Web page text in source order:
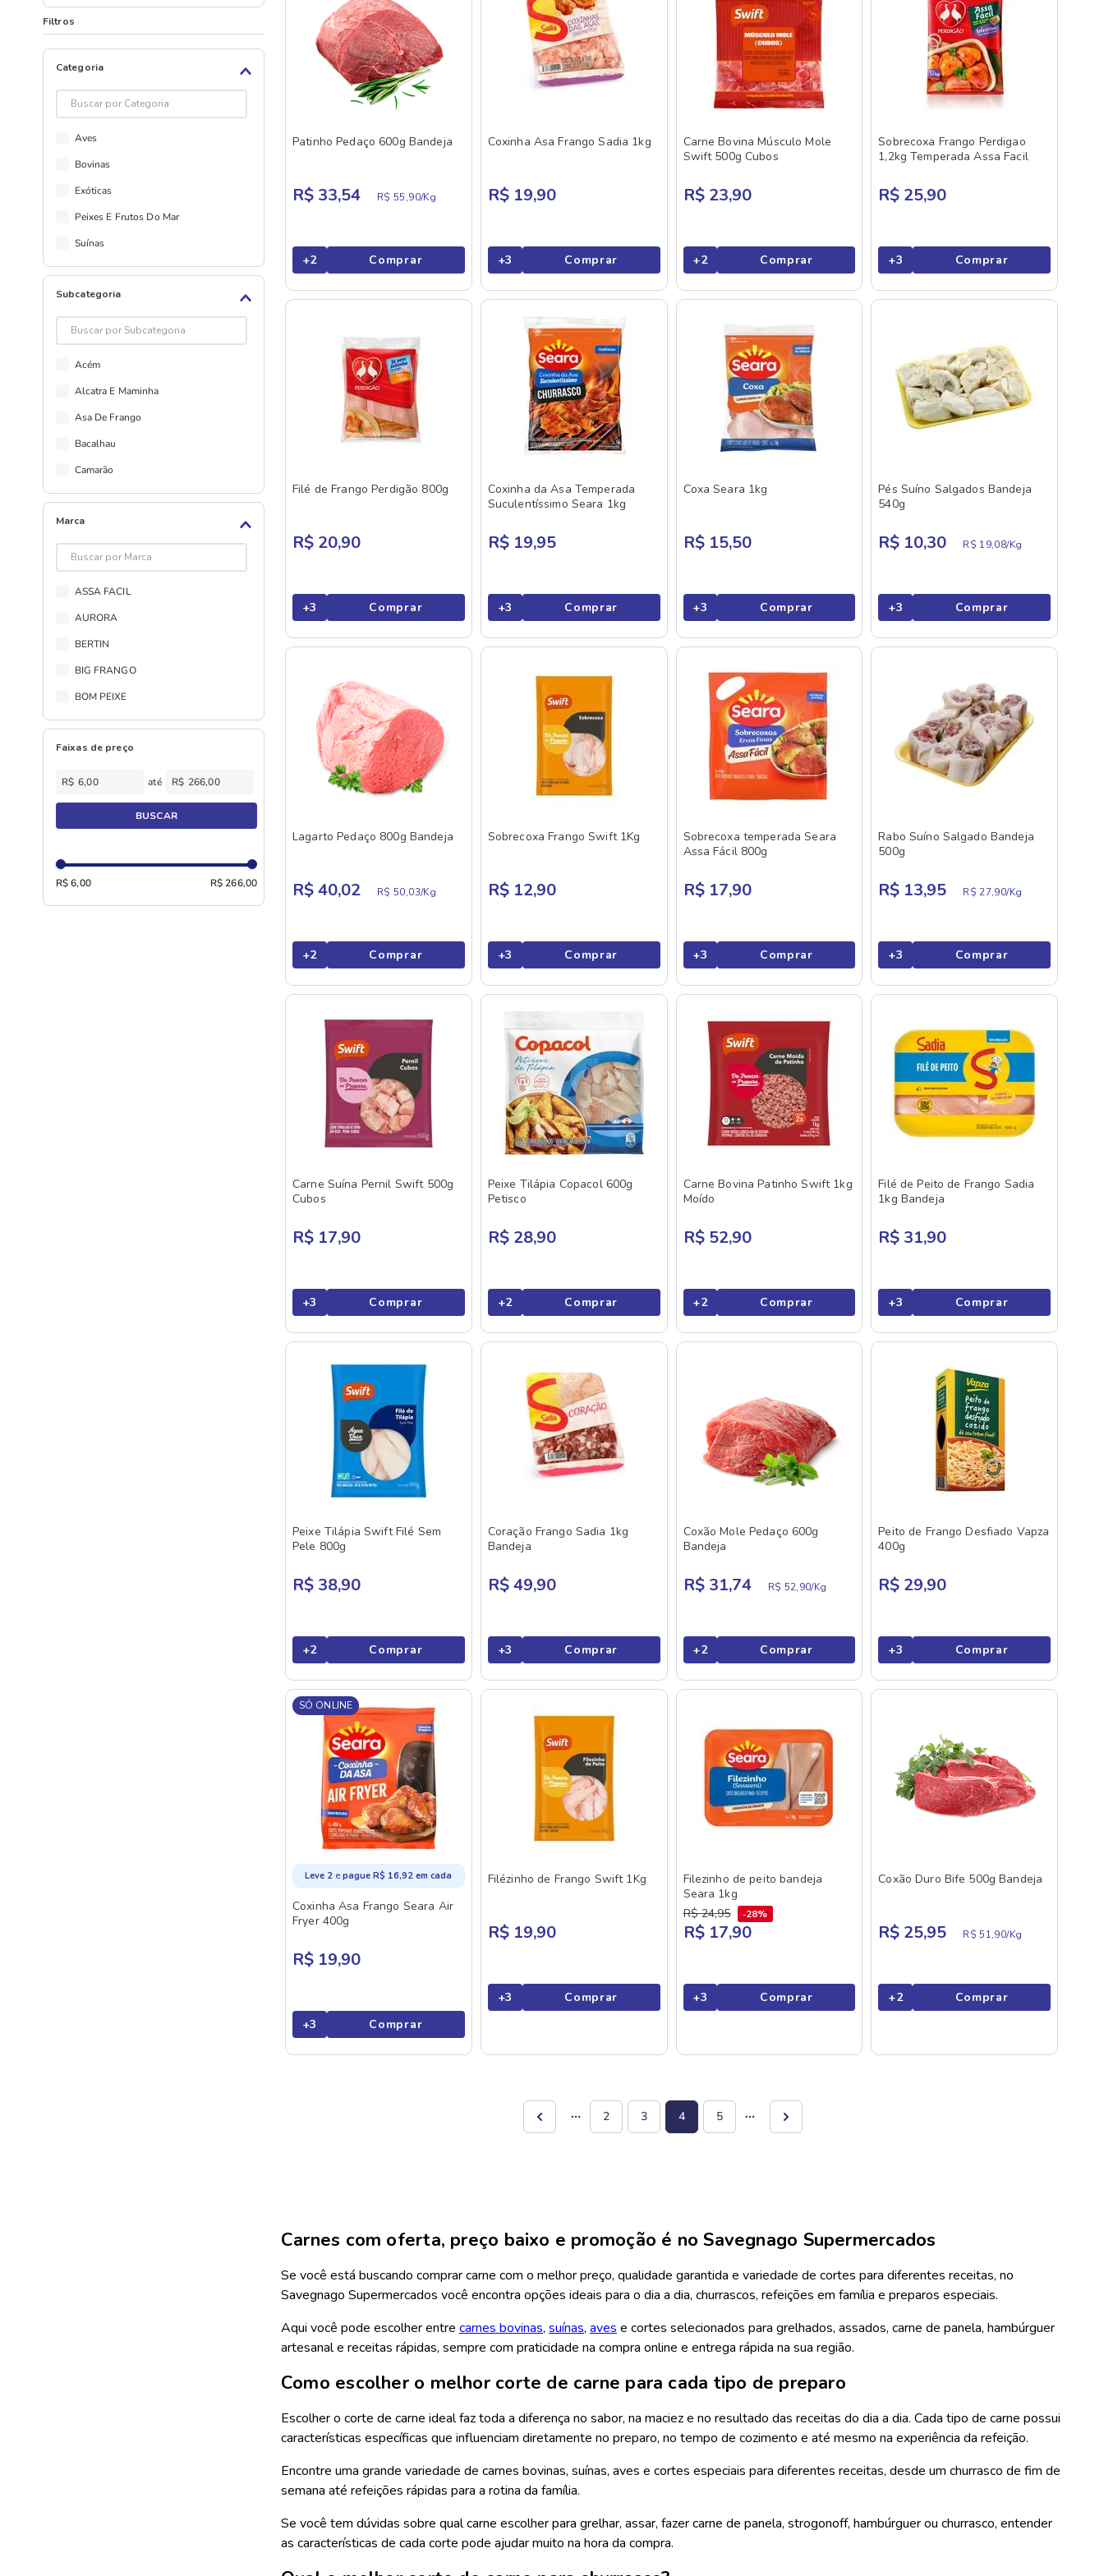
Filtros
Categoria
Aves
Bovinas
Exóticas
Peixes E Frutos Do Mar
Suínas
Subcategoria
Acém
Alcatra E Maminha
Asa De Frango
Bacalhau
Camarão
Carne Seca
Carne Temperada
Carne Temperada Suína
Carnes Salgadas Suínas
Coxa E Sobrecoxa
Coxão Mole
Frango
Frango A Passarinho
Marca
ASSA FACIL
AURORA
BERTIN
BIG FRANGO
BOM PEIXE
BRAZILIAN FISH
COMBO
COPACOL
COSTA SUL
DA GRANJA
DO CHEF
FIESTA
Faixas de preço
R$ R$
BUSCAR
R$ 6,00 R$ 266,00
Patinho Pedaço 600g Bandeja
R$ 33,54 R$ 55,90/Kg
+2 Comprar
Coxinha Asa Frango Sadia 1kg
R$ 19,90
+3 Comprar
Carne Bovina Músculo Mole
Swift 500g Cubos
R$ 23,90
+2 Comprar
Sobrecoxa Frango Perdigao
1,2kg Temperada Assa Facil
R$ 25,90
+3 Comprar
Filé de Frango Perdigão 800g
R$ 20,90
+3 Comprar
Coxinha da Asa Temperada
Suculentíssimo Seara 1kg
R$ 19,95
+3 Comprar
Coxa Seara 1kg
R$ 15,50
+3 Comprar
Pés Suíno Salgados Bandeja
540g
R$ 10,30 R$ 19,08/Kg
+3 Comprar
Lagarto Pedaço 800g Bandeja
R$ 40,02 R$ 50,03/Kg
+2 Comprar
Sobrecoxa Frango Swift 1Kg
R$ 12,90
+3 Comprar
Sobrecoxa temperada Seara
Assa Fácil 800g
R$ 17,90
+3 Comprar
Rabo Suíno Salgado Bandeja
500g
R$ 13,95 R$ 27,90/Kg
+3 Comprar
Carne Suína Pernil Swift 500g
Cubos
R$ 17,90
+3 Comprar
Peixe Tilápia Copacol 600g
Petisco
R$ 28,90
+2 Comprar
Carne Bovina Patinho Swift 1kg
Moído
R$ 52,90
+2 Comprar
Filé de Peito de Frango Sadia
1kg Bandeja
R$ 31,90
+3 Comprar
Peixe Tilápia Swift Filé Sem
Pele 800g
R$ 38,90
+2 Comprar
Coração Frango Sadia 1kg
Bandeja
R$ 49,90
+3 Comprar
Coxão Mole Pedaço 600g
Bandeja
R$ 31,74 R$ 52,90/Kg
+2 Comprar
Peito de Frango Desfiado Vapza
400g
R$ 29,90
+3 Comprar
SÓ ONLINE
Leve 2 epague R$ 16,92 em cada
Coxinha Asa Frango Seara Air
Fryer 400g
R$ 19,90
+3 Comprar
Filézinho de Frango Swift 1Kg
R$ 19,90
+3 Comprar
Filezinho de peito bandeja
Seara 1kg
R$ 24,95 28%
R$ 17,90
+3 Comprar
Coxão Duro Bife 500g Bandeja
R$ 25,95 R$ 51,90/Kg
+2 Comprar
2 3 4 5
Carnes com oferta, preço baixo e promoção é no Savegnago Supermercados
Se você está buscando comprar carne com o melhor preço, qualidade garantida e variedade de cortes para diferentes receitas, no
Savegnago Supermercados você encontra opções ideais para o dia a dia, churrascos, refeições em família e preparos especiais.
Aqui você pode escolher entre carnes bovinas, suínas, aves e cortes selecionados para grelhados, assados, carne de panela, hambúrguer
artesanal e receitas rápidas, sempre com praticidade na compra online e entrega rápida na sua região.
Como escolher o melhor corte de carne para cada tipo de preparo
Escolher o corte de carne ideal faz toda a diferença no sabor, na maciez e no resultado das receitas do dia a dia. Cada tipo de carne possui
características específicas que influenciam diretamente no preparo, no tempo de cozimento e até mesmo na experiência da refeição.
Encontre uma grande variedade de carnes bovinas, suínas, aves e cortes especiais para diferentes receitas, desde um churrasco de fim de
semana até refeições rápidas para a rotina da família.
Se você tem dúvidas sobre qual carne escolher para grelhar, assar, fazer carne de panela, strogonoff, hambúrguer ou churrasco, entender
as características de cada corte pode ajudar muito na hora da compra.